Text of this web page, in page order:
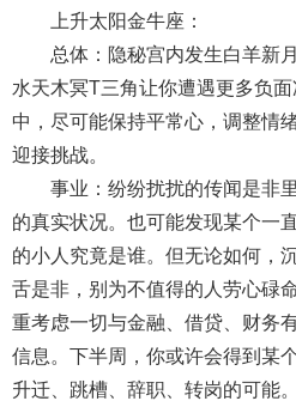
上升太阳金牛座：
总体：隐秘宫内发生白羊新月
水天木冥T三角让你遭遇更多负
中，尽可能保持平常心，调整情
迎接挑战。
事业：纷纷扰扰的传闻是非里
的真实状况。也可能发现某个一
的小人究竟是谁。但无论如何，
舌是非，别为不值得的人劳心碌
重考虑一切与金融、借贷、财务
信息。下半周，你或许会得到某
升迁、跳槽、辞职、转岗的可能。